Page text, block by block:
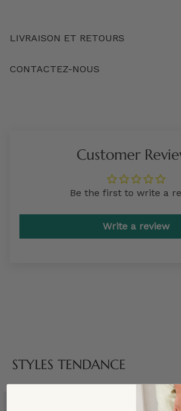
LIVRAISON ET RETOURS
CONTACTEZ-NOUS
Customer
Be the first to write a
Write a review
STYLES TENDANCE